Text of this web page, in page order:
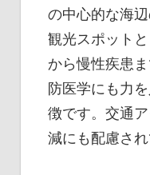
の中心的な海
観光スポット
から慢性疾患
防医学にも力
徴です。交通
減にも配慮され